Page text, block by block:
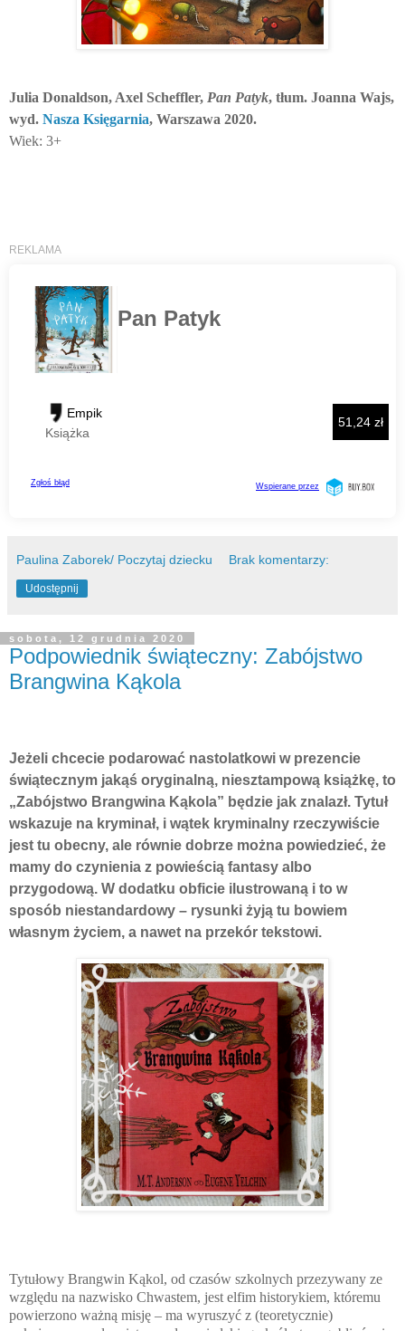
Julia Donaldson, Axel Scheffler, Pan Patyk, tłum. Joanna Wajs,
wyd. Nasza Księgarnia, Warszawa 2020.
Wiek: 3+
Paulina Zaborek/ Poczytaj dziecku Brak komentarzy:
Udostępnij
sobota, 12 grudnia 2020
Podpowiednik świąteczny: Zabójstwo
Brangwina Kąkola
Jeżeli chcecie podarować nastolatkowi w prezencie
świątecznym jakąś oryginalną, niesztampową książkę, to
„Zabójstwo Brangwina Kąkola” będzie jak znalazł. Tytuł
wskazuje na kryminał, i wątek kryminalny rzeczywiście
jest tu obecny, ale równie dobrze można powiedzieć, że
mamy do czynienia z powieścią fantasy albo
przygodową. W dodatku obficie ilustrowaną i to w
sposób niestandardowy – rysunki żyją tu bowiem
własnym życiem, a nawet na przekór tekstowi.
Tytułowy Brangwin Kąkol, od czasów szkolnych przezywany ze
względu na nazwisko Chwastem, jest elfim historykiem, któremu
powierzono ważną misję – ma wyruszyć z (teoretycznie)